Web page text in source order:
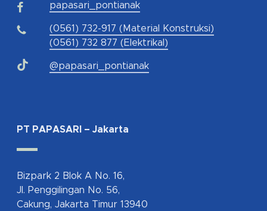
papasari_pontianak
(0561) 732-917 (Material Konstruksi)
(0561) 732 877 (Elektrikal)
@papasari_pontianak
PT PAPASARI – Jakarta
Bizpark 2 Blok A No. 16,
Jl. Penggilingan No. 56,
Cakung, Jakarta Timur 13940